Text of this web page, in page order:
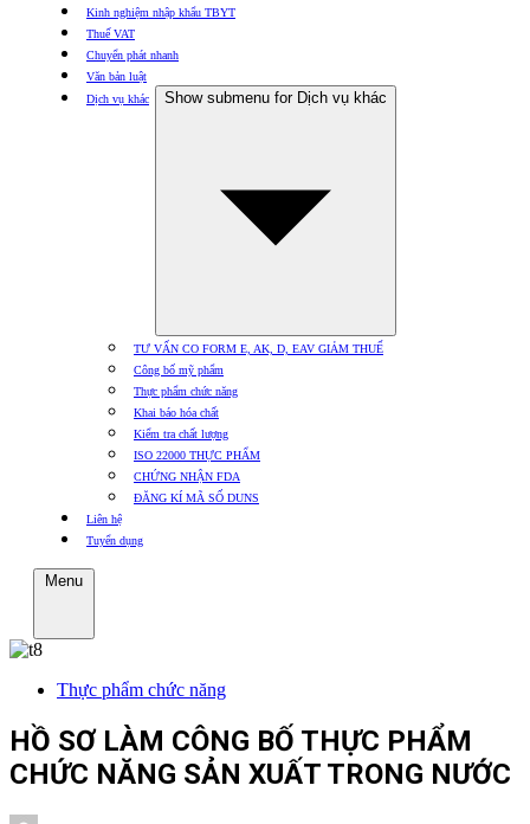
Kinh nghiệm nhập khẩu TBYT
Thuế VAT
Chuyển phát nhanh
Văn bản luật
Dịch vụ khác
Show submenu for Dịch vụ khác
TƯ VẤN CO FORM E, AK, D, EAV GIẢM THUẾ
Công bố mỹ phẩm
Thực phẩm chức năng
Khai báo hóa chất
Kiểm tra chất lượng
ISO 22000 THỰC PHẨM
CHỨNG NHẬN FDA
ĐĂNG KÍ MÃ SỐ DUNS
Liên hệ
Tuyển dụng
Menu
Thực phẩm chức năng
HỒ SƠ LÀM CÔNG BỐ THỰC PHẨM
CHỨC NĂNG SẢN XUẤT TRONG NƯỚC